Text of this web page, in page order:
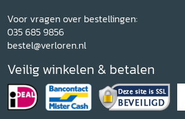
Voor vragen over bestellingen:
035 685 9856
bestel@verloren.nl
Veilig winkelen & betalen